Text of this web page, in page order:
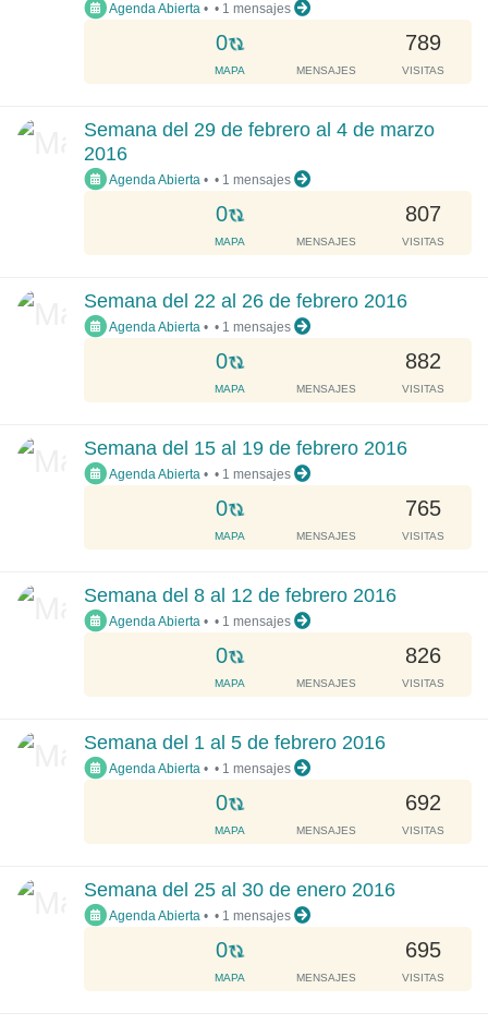
g
.
.
.
Agenda Abierta •
0
L
o
a
i
g
.
.
.
MAPA MENSAJES
789
VISITAS
• 1 mensajes
Semana del 29 de febrero al 4 de marzo
2016
Agenda Abierta •
0
L
o
a
i
n
g
.
.
MAPA MENSAJES
807
VISITAS
• 1 mensajes
Semana del 22 al 26 de febrero 2016
Agenda Abierta •
0
L
o
a
i
n
g
.
.
MAPA MENSAJES
882
VISITAS
• 1 mensajes
Semana del 15 al 19 de febrero 2016
Agenda Abierta •
0
L
o
a
i
n
g
.
.
MAPA MENSAJES
765
VISITAS
• 1 mensajes
Semana del 8 al 12 de febrero 2016
Agenda Abierta •
0
L
o
a
n
g
.
.
MAPA MENSAJES
826
VISITAS
• 1 mensajes
Semana del 1 al 5 de febrero 2016
Agenda Abierta •
0
L
o
a
i
n
g
.
.
MAPA MENSAJES
692
VISITAS
• 1 mensajes
Semana del 25 al 30 de enero 2016
Agenda Abierta •
0
L
o
a
MAPA MENSAJES
695
VISITAS
• 1 mensajes